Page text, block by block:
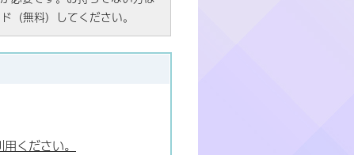
（無料）してください。
ください。